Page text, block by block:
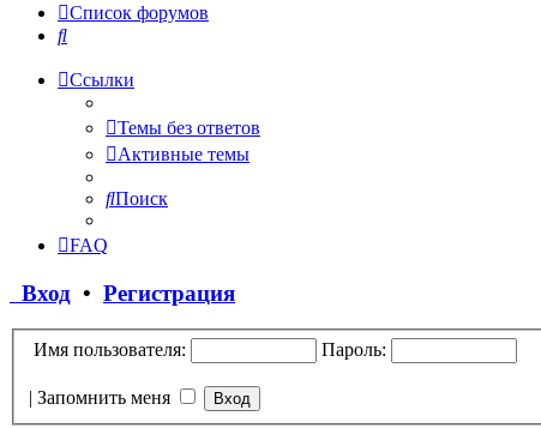
Список форумов
Поиск
Ссылки
Темы без ответов
Активные темы
Поиск
FAQ
Вход • Регистрация
Имя пользователя: Пароль:
| Запомнить меня